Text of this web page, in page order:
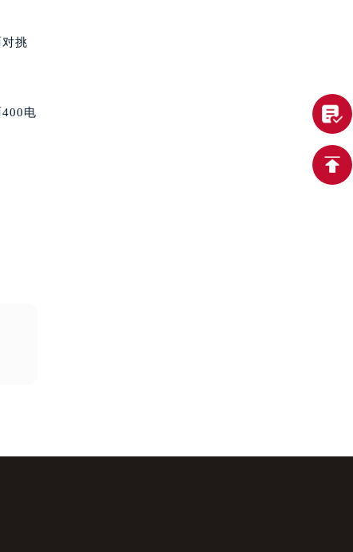
挑
电